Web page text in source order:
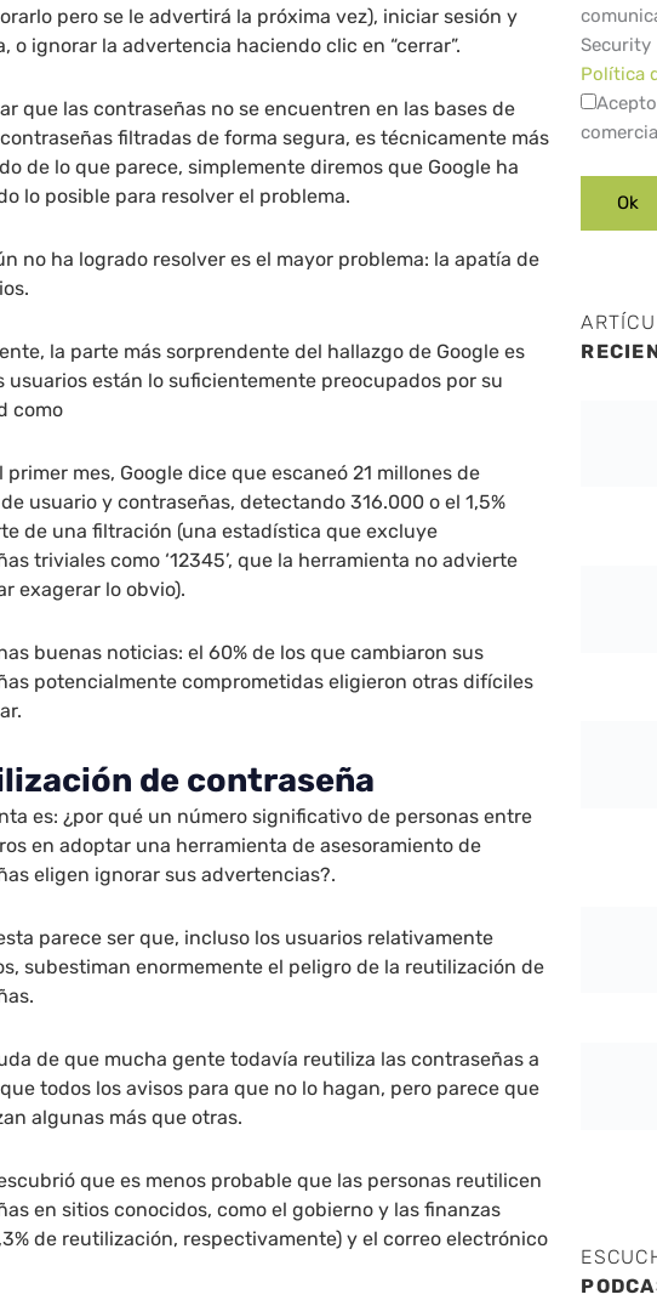
pero se le advertirá la próxima vez), iniciar sesión y
o ignorar la advertencia haciendo clic en “cerrar”.
que las contraseñas no se encuentren en las bases de
filtradas de forma segura, es técnicamente más
de lo que parece, simplemente diremos que Google ha
lo posible para resolver el problema.
no ha logrado resolver es el mayor problema: la apatía de
la parte más sorprendente del hallazgo de Google es
usuarios están lo suficientemente preocupados por su
como
primer mes, Google dice que escaneó 21 millones de
usuario y contraseñas, detectando 316.000 o el 1,5%
de una filtración (una estadística que excluye
triviales como ‘12345’, que la herramienta no advierte
exagerar lo obvio).
buenas noticias: el 60% de los que cambiaron sus
potencialmente comprometidas eligieron otras difíciles
de contraseña
es: ¿por qué un número significativo de personas entre
en adoptar una herramienta de asesoramiento de
eligen ignorar sus advertencias?.
parece ser que, incluso los usuarios relativamente
subestiman enormemente el peligro de la reutilización de
de que mucha gente todavía reutiliza las contraseñas a
todos los avisos para que no lo hagan, pero parece que
algunas más que otras.
que es menos probable que las personas reutilicen
en sitios conocidos, como el gobierno y las finanzas
de reutilización, respectivamente) y el correo electrónico
Security
Política